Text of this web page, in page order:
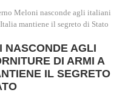
Meloni nasconde agli italiani
mantiene il segreto di Stato
NASCONDE AGLI
DI ARMI A
IL SEGRETO